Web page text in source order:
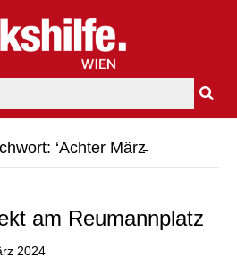
‘Achter März̵
am Reumannplatz
2024